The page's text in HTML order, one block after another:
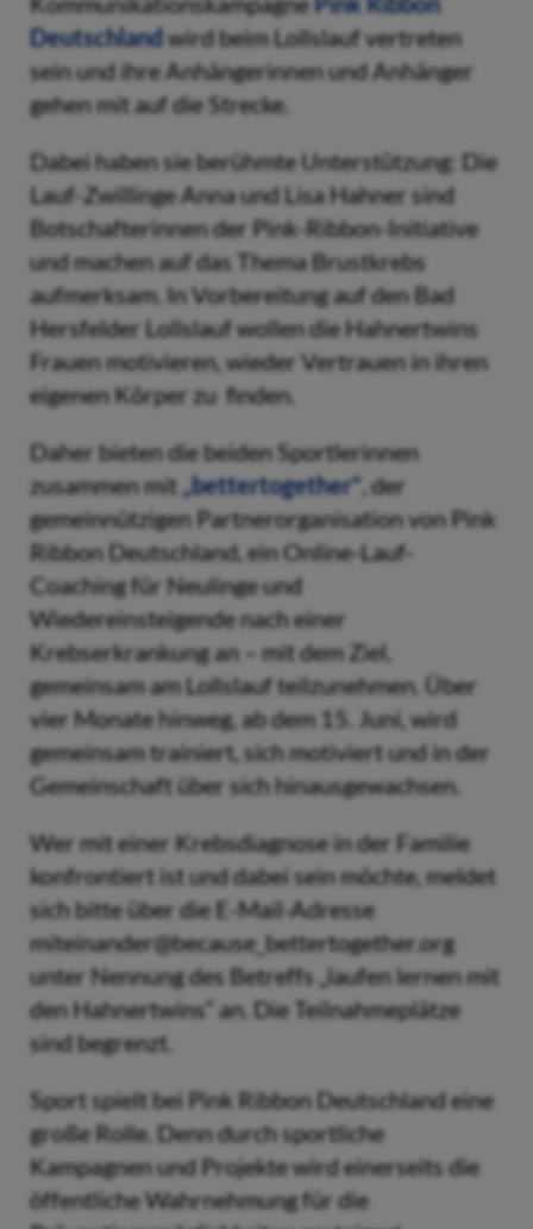
Deutschlandwird beim Lollslauf vertreten
sein und ihre Anhängerinnen und Anhänger
gehen mit auf die Strecke.
Dabei haben sie berühmte Unterstützung: Die
Lauf-Zwillinge Anna und Lisa Hahner sind
Botschafterinnen der Pink-Ribbon-Initiative
und machen auf das Thema Brustkrebs
aufmerksam. In Vorbereitung auf den Bad
Hersfelder Lollslauf wollen die Hahnertwins
Frauen motivieren, wieder Vertrauen in ihren
eigenen Körper zu finden.
Daher bieten die beiden Sportlerinnen
zusammen mit „bettertogether“ , der
gemeinnützigen Partnerorganisation von Pink
Ribbon Deutschland, ein Online-Lauf-
Coaching für Neulinge und
Wiedereinsteigende nach einer
Krebserkrankung an – mit dem Ziel,
gemeinsam am Lollslauf teilzunehmen. Über
vier Monate hinweg, ab dem 15. Juni, wird
gemeinsam trainiert, sich motiviert und in der
Gemeinschaft über sich hinausgewachsen.
Wer mit einer Krebsdiagnose in der Familie
konfrontiert ist und dabei sein möchte, meldet
sich bitte über die E-Mail-Adresse
miteinander@because_bettertogether.org
unter Nennung des Betreffs „laufen lernen mit
den Hahnertwins“ an. Die Teilnahmeplätze
sind begrenzt.
Sport spielt bei Pink Ribbon Deutschland eine
große Rolle. Denn durch sportliche
Kampagnen und Projekte wird einerseits die
öffentliche Wahrnehmung für die